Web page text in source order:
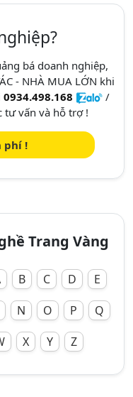
bá doanh nghiệp,
- NHÀ MUA LỚN khi
0934.498.168
/
tư vấn và hỗ trợ !
phí !
Trang Vàng
B C D
E
N O P
Q
X Y Z